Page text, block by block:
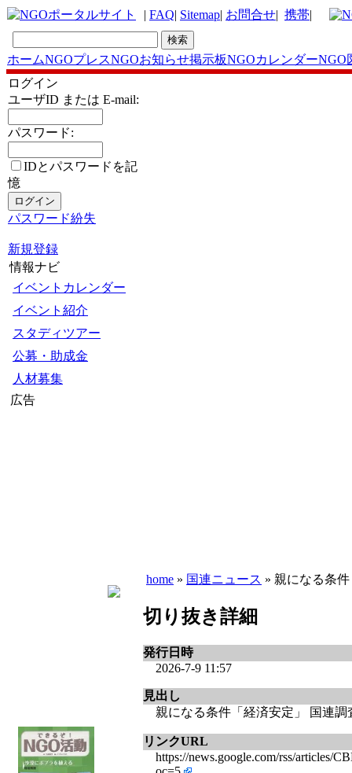
| FAQ| Sitemap| お問合せ| 携帯|
ホームNGOプレスNGOお知らせ掲示板NGOカレンダーNGO
ログイン
ユーザID または E-mail:
パスワード:
IDとパスワードを記
憶
パスワード紛失
新規登録
情報ナビ
イベントカレンダー
イベント紹介
スタディツアー
公募・助成金
人材募集
広告
home » 国連ニュース » 親になる条
切り抜き詳細
発行日時
2026-7-9 11:57
見出し
親になる条件「経済安定」 国連
リンクURL
https://news.google.com/rss/